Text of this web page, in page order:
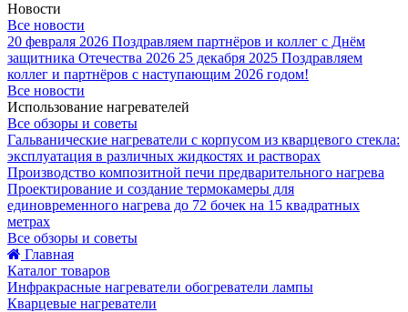
Новости
Все новости
20 февраля 2026 Поздравляем партнёров и коллег с Днём
защитника Отечества 2026 25 декабря 2025 Поздравляем
коллег и партнёров с наступающим 2026 годом!
Все новости
Использование нагревателей
Все обзоры и советы
Гальванические нагреватели с корпусом из кварцевого стекла:
эксплуатация в различных жидкостях и растворах
Производство композитной печи предварительного нагрева
Проектирование и создание термокамеры для
единовременного нагрева до 72 бочек на 15 квадратных
метрах
Все обзоры и советы
Главная
Каталог товаров
Инфракрасные нагреватели обогреватели лампы
Кварцевые нагреватели